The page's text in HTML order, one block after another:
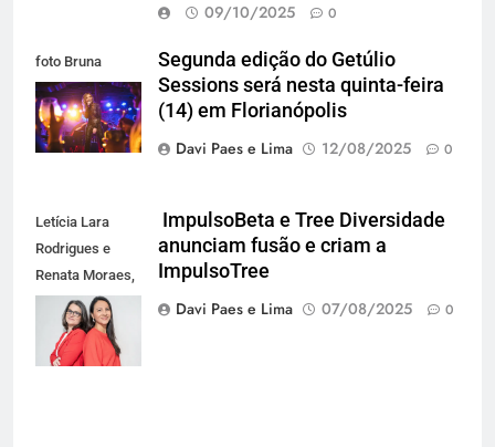
09/10/2025
0
foto Bruna
Silveira
Segunda edição do Getúlio
Sessions será nesta quinta-feira
(14) em Florianópolis
Davi Paes e Lima
12/08/2025 0
Letícia Lara
Rodrigues e
Renata Moraes,
da ImpulsoTree
(Foto
Divulgação)
ImpulsoBeta e Tree Diversidade
anunciam fusão e criam a
ImpulsoTree
Davi Paes e Lima
07/08/2025 0